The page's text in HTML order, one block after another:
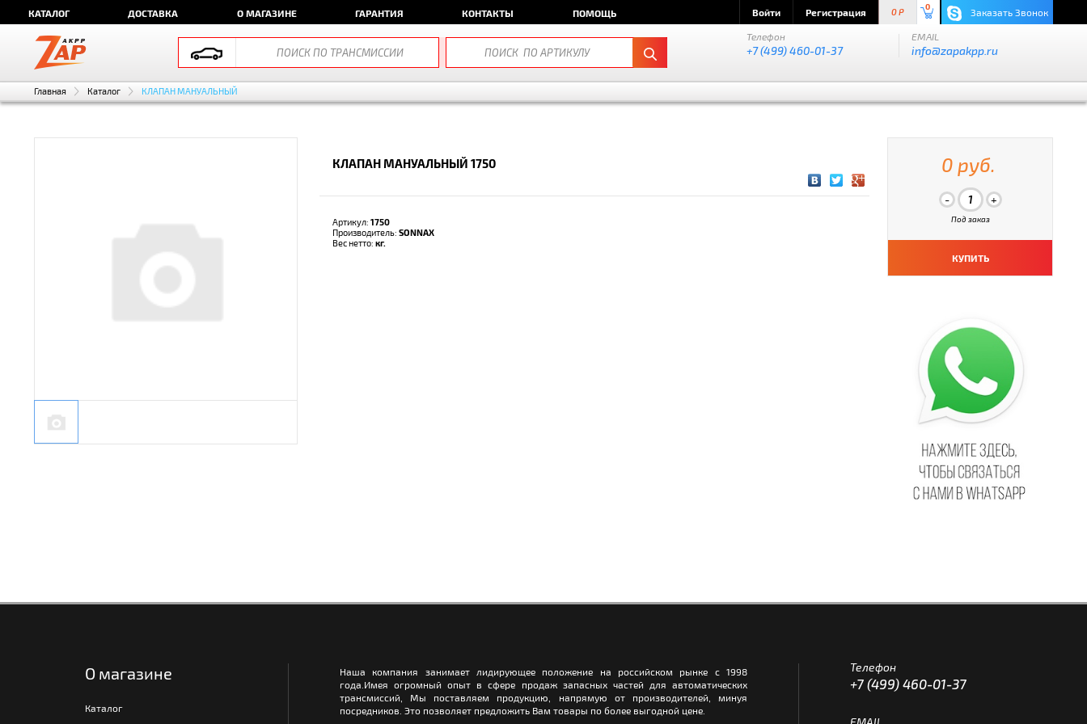
КАТАЛОГ ДОСТАВКА О МАГАЗИНЕ ГАРАНТИЯ КОНТАКТЫ ПОМОЩЬ Войти Регистрация 0 P
0 Заказать Звонок
Телефон
+7 (499) 460-01-37
EMAIL
info@zapakpp.ru
Главная Каталог КЛАПАН МАНУАЛЬНЫЙ
КЛАПАН МАНУАЛЬНЫЙ 1750
Артикул: 1750
Производитель: SONNAX
Вес нетто: кг.
0 руб.
Под заказ
КУПИТЬ
О магазине
Каталог
Наша компания занимает лидирующее положение на российском рынке с 1998
года.Имея огромный опыт в сфере продаж запасных частей для автоматических
трансмиссий, Мы поставляем продукцию, напрямую от производителей, минуя
посредников. Это позволяет предложить Вам товары по более выгодной цене.
Телефон
+7 (499) 460-01-37